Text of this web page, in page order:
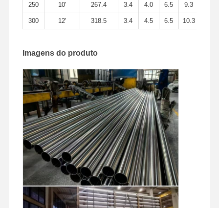
250 10' 267.4 3.4 4.0 6.5 9.3
300 12' 318.5 3.4 4.5 6.5 10.3
Imagens do produto